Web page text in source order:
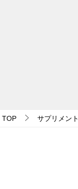
TOP サプリメント